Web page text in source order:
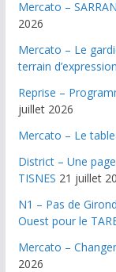
Mercato –
2026
Mercato – Le
terrain
Reprise –
juillet 2026
Mercato – Le
District – Une
TISNES 21 juillet
N1 – Pas de
Ouest pour le
Mercato –
2026